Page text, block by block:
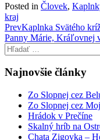
Posted in Človek,
kraj
Post
navigation
PrevKaplnka Svätého
Panny Márie, Kráľovnej
Hľadať:
Najnovšie články
Zo Slopnej cez
Zo Slopnej cez
Hrádok v Prečíne
Skalný hríb na
Chata Zigovka –